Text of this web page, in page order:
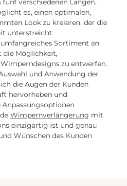
verschiedenen Längen.
es, einen optimalen,
Look zu kreieren, der die
unterstreicht.
umfangreiches Sortiment an
die Möglichkeit,
zu entwerfen.
und Anwendung der
die Augen der Kunden
hervorheben und
Anpassungsoptionen
Wimpernverlängerung mit
einzigartig ist und genau
Wünschen des Kunden